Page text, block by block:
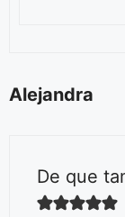
Alejandra
De que